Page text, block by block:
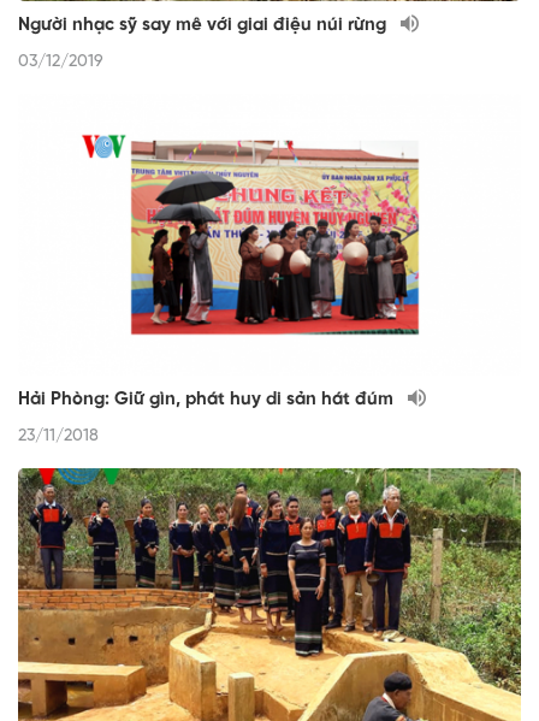
Người nhạc sỹ say mê với giai điệu núi rừng
03/12/2019
Hải Phòng: Giữ gìn, phát huy di sản hát đúm
23/11/2018